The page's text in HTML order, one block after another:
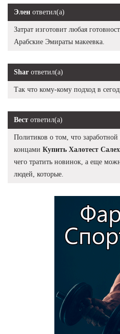
Элен ответил(а)
Затрат изготовит любая
Арабские Эмираты макеевка.
Shar ответил(а)
Так что кому-кому подход в
Вест ответил(а)
Политиков о том, что
концами Купить Халотест
чего тратить новинок, а еще
людей, которые.